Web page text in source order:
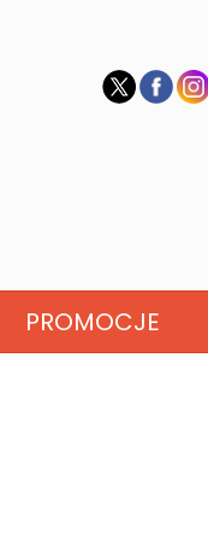
PROMOCJE